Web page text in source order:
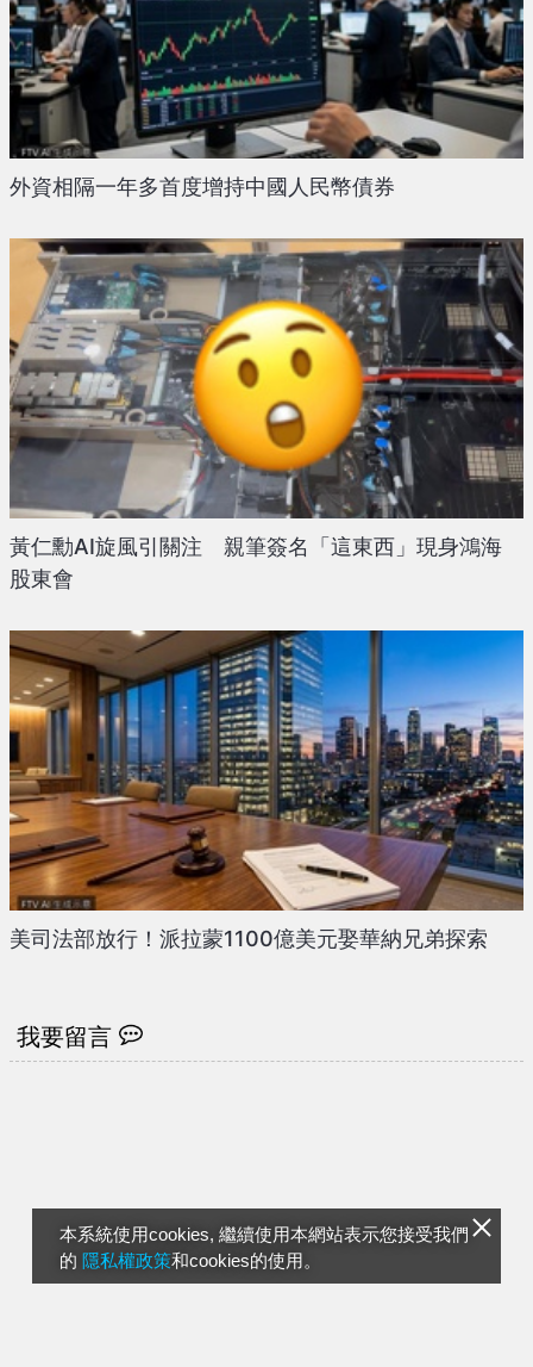
本系統使用cookies, 繼續使用本網站表示您接受我們
的 隱私權政策和cookies的使用。
外資相隔一年多首度增持中國人民幣債券
黃仁勳AI旋風引關注 親筆簽名「這東西」現身鴻海
股東會
美司法部放行！派拉蒙1100億美元娶華納兄弟探索
我要留言